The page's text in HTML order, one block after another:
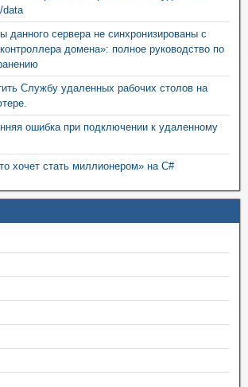
data
данного сервера не синхронизированы с
домена»: полное руководство по
Службу удаленных рабочих столов на
ошибка при подключении к удаленному
хочет стать миллионером» на C#